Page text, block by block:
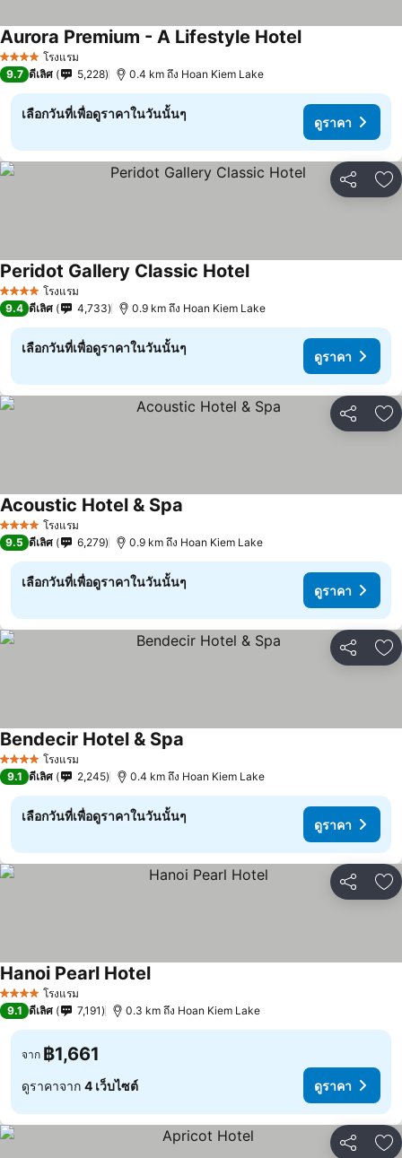
4 ดาว โรงแรม
Aurora Premium - A Lifestyle Hotel
9.7 ดีเลิศ 5,228 0.4 km ถึง Hoan Kiem Lake
เลือกวันที่เพื่อดูราคาในวันนั้นๆ
ดูราคา
แชร์ เ
4 ดาว โรงแรม
Peridot Gallery Classic Hotel
9.4 ดีเลิศ 4,733 0.9 km ถึง Hoan Kiem Lake
เลือกวันที่เพื่อดูราคาในวันนั้นๆ
ดูราคา
แชร์ เ
4 ดาว โรงแรม
Acoustic Hotel & Spa
9.5 ดีเลิศ 6,279 0.9 km ถึง Hoan Kiem Lake
เลือกวันที่เพื่อดูราคาในวันนั้นๆ
ดูราคา
แชร์ เ
4 ดาว โรงแรม
Bendecir Hotel & Spa
9.1 ดีเลิศ 2,245 0.4 km ถึง Hoan Kiem Lake
เลือกวันที่เพื่อดูราคาในวันนั้นๆ
ดูราคา
แชร์ เ
4 ดาว โรงแรม
Hanoi Pearl Hotel
9.1 ดีเลิศ 7,191 0.3 km ถึง Hoan Kiem Lake
จาก ฿1,661
ดูราคาจาก 4 เว็บไซต์ ดูราคา
แชร์ เ